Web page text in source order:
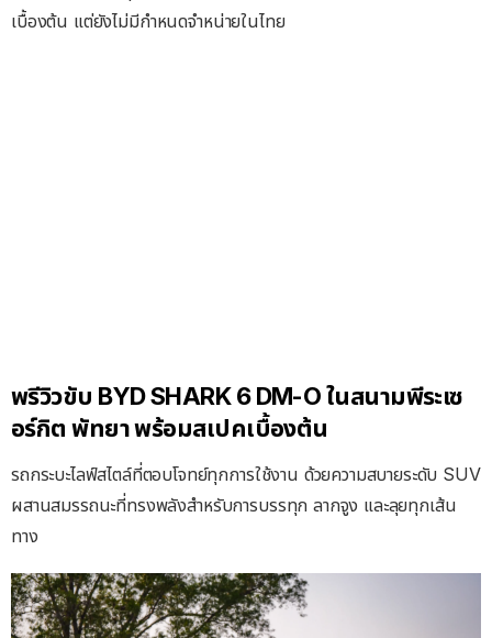
เบื้องต้น แต่ยังไม่มีกำหนดจำหน่ายในไทย
พรีวิวขับ BYD SHARK 6 DM-O ในสนามพีระเซ
อร์กิต พัทยา พร้อมสเปคเบื้องต้น
รถกระบะไลฟ์สไตล์ที่ตอบโจทย์ทุกการใช้งาน ด้วยความสบายระดับ SUV
ผสานสมรรถนะที่ทรงพลังสำหรับการบรรทุก ลากจูง และลุยทุกเส้น
ทาง